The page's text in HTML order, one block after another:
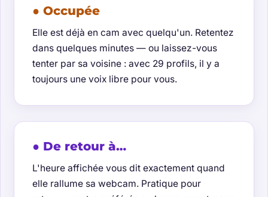
● Occupée
Elle est déjà en cam avec quelqu'un. Retentez
dans quelques minutes — ou laissez-vous
tenter par sa voisine : avec 29 profils, il y a
toujours une voix libre pour vous.
● De retour à…
L'heure affichée vous dit exactement quand
elle rallume sa webcam. Pratique pour